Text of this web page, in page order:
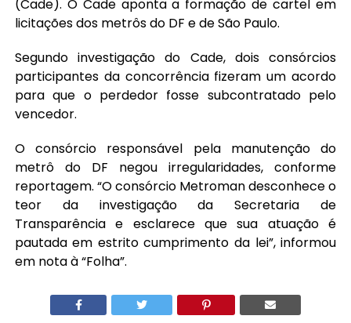
(Cade). O Cade aponta a formação de cartel em
licitações dos metrôs do DF e de São Paulo.
Segundo investigação do Cade, dois consórcios
participantes da concorrência fizeram um acordo
para que o perdedor fosse subcontratado pelo
vencedor.
O consórcio responsável pela manutenção do
metrô do DF negou irregularidades, conforme
reportagem. “O consórcio Metroman desconhece o
teor da investigação da Secretaria de
Transparência e esclarece que sua atuação é
pautada em estrito cumprimento da lei”, informou
em nota à “Folha”.